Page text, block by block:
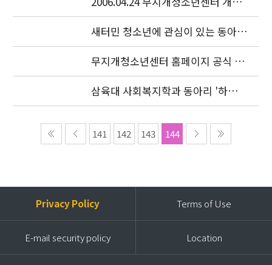
식이 있었습니다.
새터민 청소년에 관심이 있는 동아리
를 찾습니다.
무지개청소년센터 홈페이지 공식 오
픈
삼육대 사회복지학과 동아리 '하늘
샘' 특강
141 142 143 144
Privacy Policy Terms of Use
E-mail security policy Location